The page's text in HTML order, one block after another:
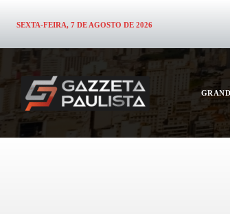
SEXTA-FEIRA, 7 DE AGOSTO DE 2026